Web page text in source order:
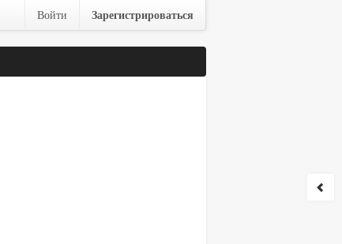
Войти Зарегистрироваться